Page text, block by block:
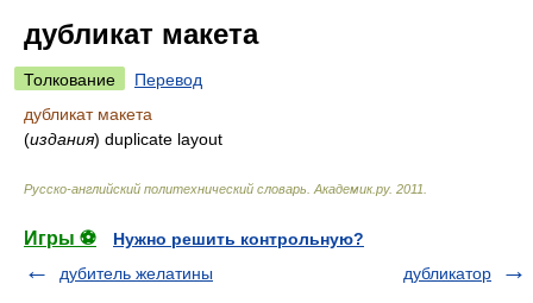
дубликат макета
Толкование
Перевод
дубликат макета
(издания) duplicate layout
Русско-английский политехнический словарь Академик.ру. 2011
Игры ⚽
Нужно решить контрольную?
дубитель желатины
дубликатор